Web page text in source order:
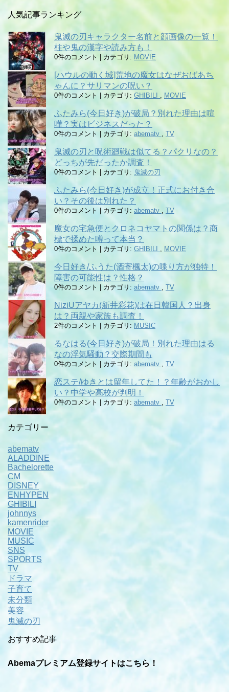
人気記事ランキング
鬼滅の刃キャラクター名前と顔画像の一覧！
柱や鬼の漢字や読み方も！
0件のコメント カテゴリ: MOVIE
[ハウルの動く城]荒地の魔女はなぜおばあち
ゃんに？サリマンの呪い？
0件のコメント カテゴリ: GHIBILI , MOVIE
ふたみら(今日好き)が破局？別れた理由は喧
嘩？実はビジネスだった？
0件のコメント カテゴリ: abematv , TV
鬼滅の刃と呪術廻戦は似てる？パクリなの？
どっちが先だったか調査！
0件のコメント カテゴリ: 鬼滅の刃
ふたみら(今日好き)が成立！正式にお付き合
い？その後は別れた？
0件のコメント カテゴリ: abematv , TV
魔女の宅急便とクロネコヤマトの関係は？商
標で揉めた噂って本当？
0件のコメント カテゴリ: GHIBILI , MOVIE
今日好き/ふうた(酒寄楓太)の喋り方が独特！
障害の可能性は？性格？
0件のコメント カテゴリ: abematv , TV
NiziUアヤカ(新井彩花)は在日韓国人？出身
は？両親や家族も調査！
2件のコメント カテゴリ: MUSIC
るなはる(今日好き)が破局！別れた理由はる
なの浮気騒動？交際期間も
0件のコメント カテゴリ: abematv , TV
恋ステ/ゆきとは留年してた！？年齢がおかし
い？中学や高校が判明！
0件のコメント カテゴリ: abematv , TV
カテゴリー
abematv
ALADDINE
Bachelorette
CM
DISNEY
ENHYPEN
GHIBILI
johnnys
kamenrider
MOVIE
MUSIC
SNS
SPORTS
TV
ドラマ
子育て
未分類
美容
鬼滅の刃
おすすめ記事
Abemaプレミアム登録サイトはこちら！